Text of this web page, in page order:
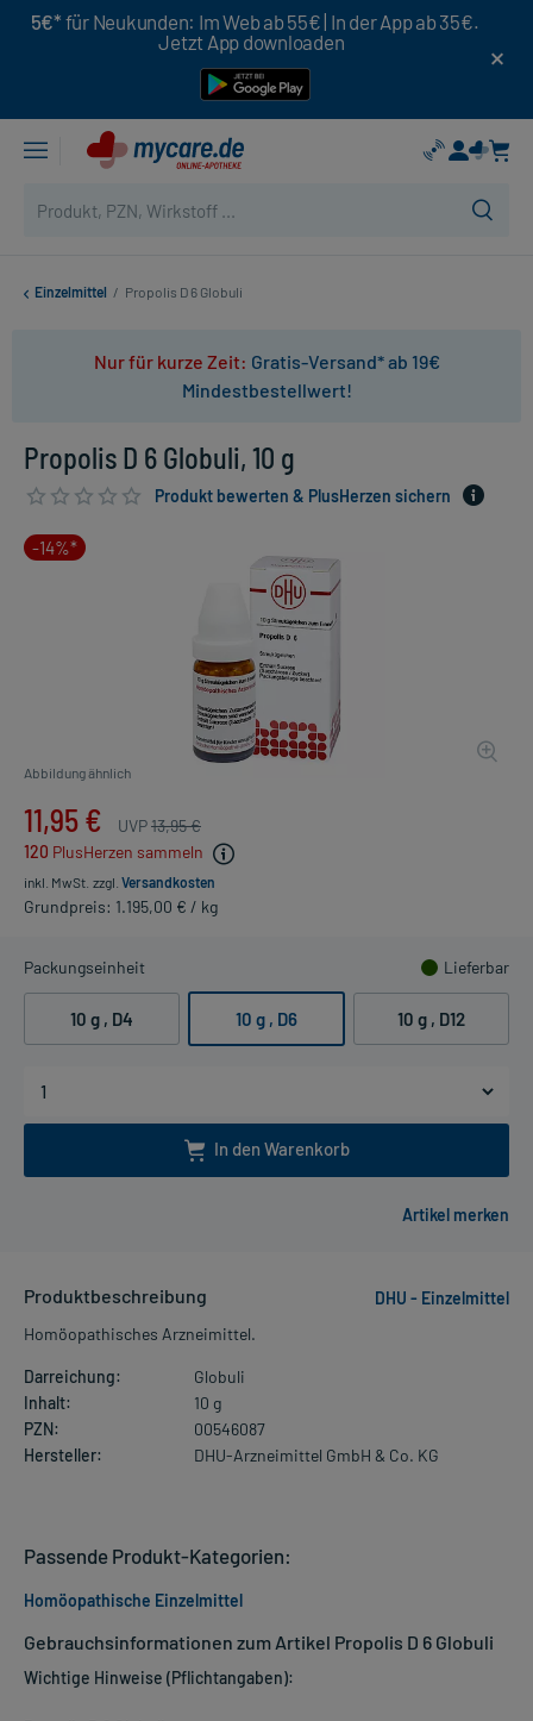
5€* für Neukunden: Im Web ab 55€ | In der App ab 35€.
Jetzt App downloaden
Einzelmittel / Propolis D 6 Globuli
Nur für kurze Zeit: Gratis-Versand* ab 19€
Mindestbestellwert!
Propolis D 6 Globuli, 10 g
Produkt bewerten & PlusHerzen sichern
-14%*
Abbildung ähnlich
11,95 € UVP13,95 €
120 PlusHerzen sammeln
inkl. MwSt. zzgl. Versandkosten
Grundpreis: 1.195,00 € / kg
Packungseinheit Lieferbar
10 g , D4 10 g , D6 10 g , D12
In den Warenkorb
Produktbeschreibung
DHU - Einzelmittel
Homöopathisches Arzneimittel.
Darreichung:
Globuli
Inhalt:
10 g
PZN:
00546087
Hersteller:
DHU-Arzneimittel GmbH & Co. KG
Gebrauchsinformationen zum Artikel Propolis D 6 Globuli
Wichtige Hinweise (Pflichtangaben):
Passende Produkt-Kategorien:
Homöopathische Einzelmittel